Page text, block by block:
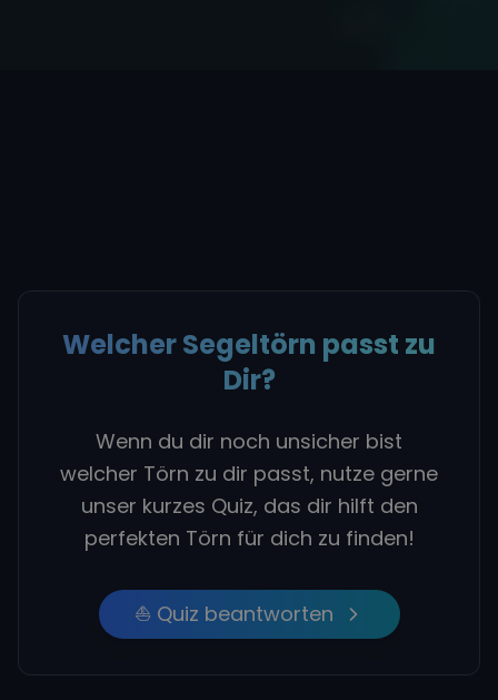
Welcher Segeltörn passt zu
Dir?
Wenn du dir noch unsicher bist
welcher Törn zu dir passt, nutze gerne
unser kurzes Quiz, das dir hilft den
perfekten Törn für dich zu finden!
⛵ Quiz beantworten